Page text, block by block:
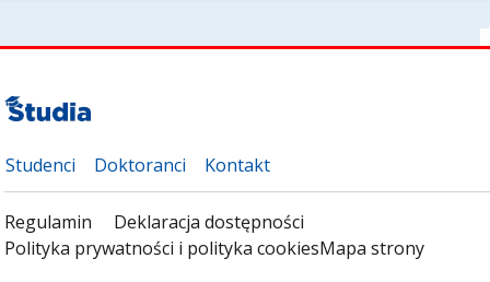
Studenci Doktoranci Kontakt
Regulamin
Deklaracja dostępności
Polityka prywatności i polityka cookiesMapa strony